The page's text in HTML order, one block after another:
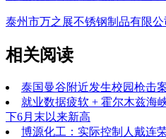
泰州市万之展不锈钢制品有限
相关阅读
泰国曼谷附近发生校园枪击
就业数据疲软 + 霍尔木兹海
下6月末以来新高
博源化工：实际控制人戴连